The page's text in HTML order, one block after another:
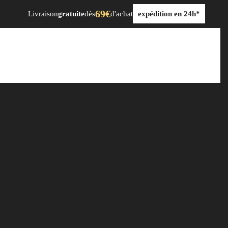
Livraisongratuitedès69€d'achat expédition en 24h*